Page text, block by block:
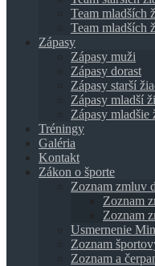
Team mladších
Team mladších
Zápasy
Zápasy muži
Zápasy dorast
Zápasy starší
Zápasy mladší
Zápasy mladšie
Tréningy
Galéria
Kontakt
Zákon o športe
Zoznam zmluv
Zoznam
Zoznam
Usmernenie
Zoznam
Zoznam a